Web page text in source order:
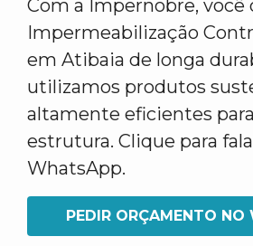
Com a Impernobre, você
Impermeabilização
em Atibaia de longa
utilizamos produtos
altamente eficientes
estrutura. Clique para
WhatsApp.
PEDIR ORÇAMENTO NO